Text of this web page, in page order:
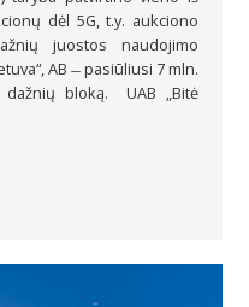
dėl 5G, t.y. aukciono
juostos naudojimo
AB ̶ pasiūliusi 7 mln.
bloką. UAB „Bitė